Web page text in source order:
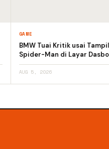
GAME
BMW Tuai Kritik usai
Spider-Man di Layar
AUG 5, 2026